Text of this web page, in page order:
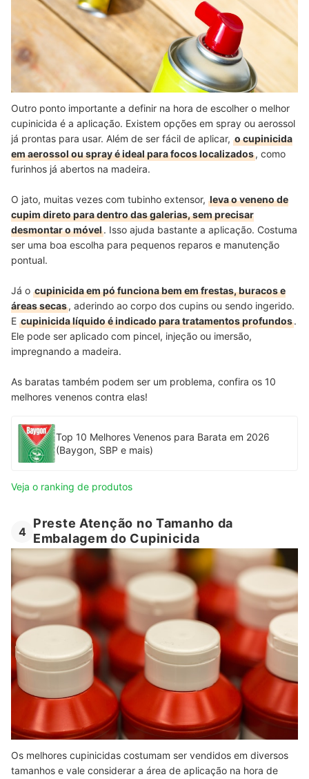
Outro ponto importante a definir na hora de escolher o melhor
cupinicida é a aplicação. Existem opções em spray ou aerossol
já prontas para usar. Além de ser fácil de aplicar, o cupinicida
em aerossol ou spray é ideal para focos localizados, como
furinhos já abertos na madeira.
O jato, muitas vezes com tubinho extensor, leva o veneno de
cupim direto para dentro das galerias, sem precisar
desmontar o móvel. Isso ajuda bastante a aplicação. Costuma
ser uma boa escolha para pequenos reparos e manutenção
pontual.
Já o cupinicida em pó funciona bem em frestas, buracos e
áreas secas, aderindo ao corpo dos cupins ou sendo ingerido.
E cupinicida líquido é indicado para tratamentos profundos.
Ele pode ser aplicado com pincel, injeção ou imersão,
impregnando a madeira.
As baratas também podem ser um problema, confira os 10
melhores venenos contra elas!
Top 10 Melhores Venenos para Barata em 2026
(Baygon, SBP e mais)
Veja o ranking de produtos
4
Preste Atenção no Tamanho da
Embalagem do Cupinicida
Os melhores cupinicidas costumam ser vendidos em diversos
tamanhos e vale considerar a área de aplicação na hora de